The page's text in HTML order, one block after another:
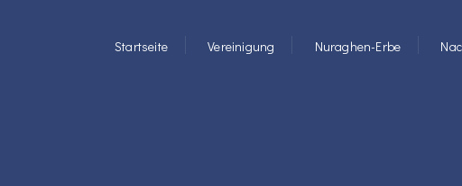
Startseite Vereinigung Nuraghen-Erbe